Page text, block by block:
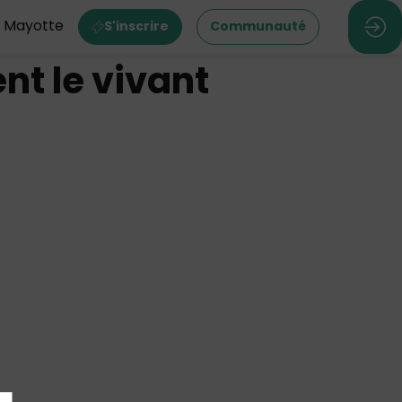
Mayotte S'inscrire Communauté
le vivant